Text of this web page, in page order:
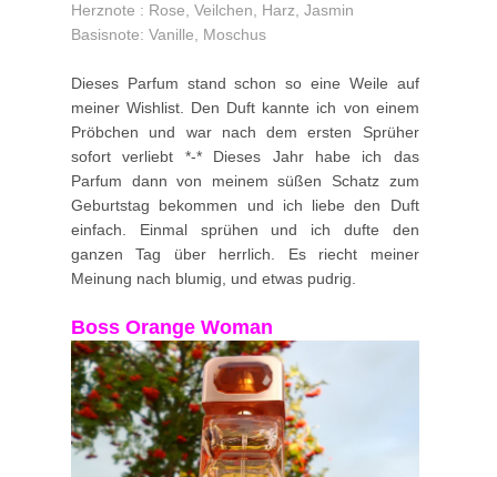
Herznote : Rose, Veilchen, Harz, Jasmin
Basisnote: Vanille, Moschus
Dieses Parfum stand schon so eine Weile auf
meiner Wishlist. Den Duft kannte ich von einem
Pröbchen und war nach dem ersten Sprüher
sofort verliebt *-* Dieses Jahr habe ich das
Parfum dann von meinem süßen Schatz zum
Geburtstag bekommen und ich liebe den Duft
einfach. Einmal sprühen und ich dufte den
ganzen Tag über herrlich. Es riecht meiner
Meinung nach blumig, und etwas pudrig.
Boss Orange Woman